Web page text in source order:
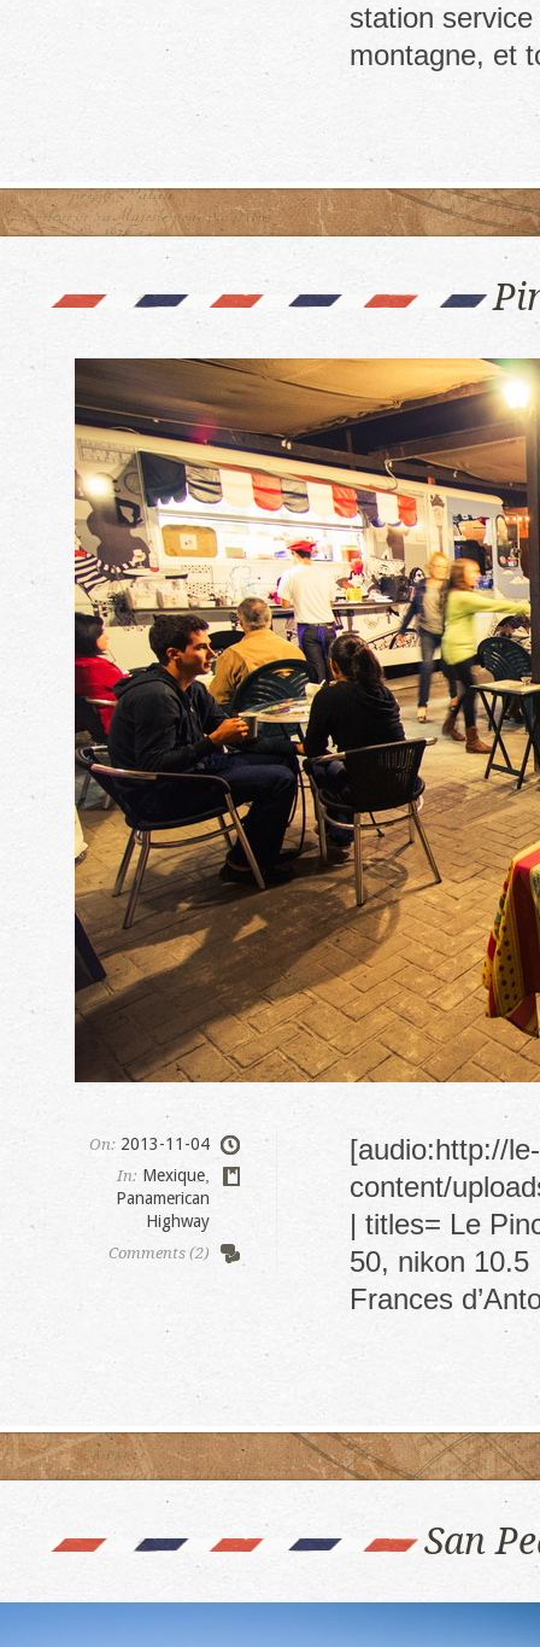
station
montagne, et
On: 2013-11-04
In: Mexique
Panamerican
Highway
Comments (2)
[audio:http://
content/
| titles= Le
50, nikon 10.5
Frances
San